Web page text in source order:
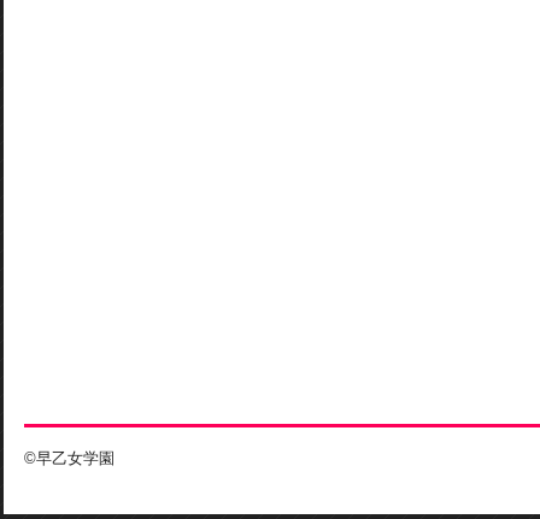
©早乙女学園